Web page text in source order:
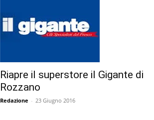
Riapre il superstore il Gigante di
Rozzano
Redazione - 23 Giugno 2016